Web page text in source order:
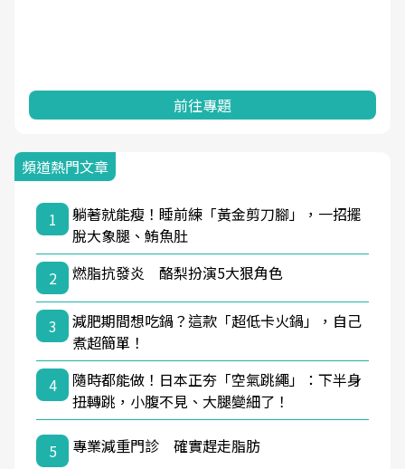
前往專題
頻道熱門文章
1
躺著就能瘦！睡前練「黃金剪刀腳」，一招擺
脫大象腿、鮪魚肚
2
燃脂抗發炎 酪梨扮演5大狠角色
3
減肥期間想吃鍋？這款「超低卡火鍋」，自己
煮超簡單！
4
隨時都能做！日本正夯「空氣跳繩」：下半身
扭轉跳，小腹不見、大腿變細了！
5 專業減重門診 確實趕走脂肪